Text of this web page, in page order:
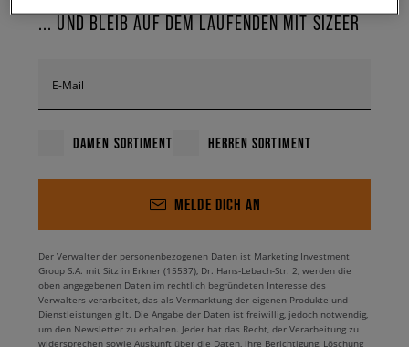
... UND BLEIB AUF DEM LAUFENDEN MIT SIZEER
E-Mail
DAMEN SORTIMENT HERREN SORTIMENT
MELDE DICH AN
Der Verwalter der personenbezogenen Daten ist Marketing Investment
Group S.A. mit Sitz in Erkner (15537), Dr. Hans-Lebach-Str. 2, werden die
oben angegebenen Daten im rechtlich begründeten Interesse des
Verwalters verarbeitet, das als Vermarktung der eigenen Produkte und
Dienstleistungen gilt. Die Angabe der Daten ist freiwillig, jedoch notwendig,
um den Newsletter zu erhalten. Jeder hat das Recht, der Verarbeitung zu
widersprechen sowie Auskunft über die Daten, ihre Berichtigung, Löschung